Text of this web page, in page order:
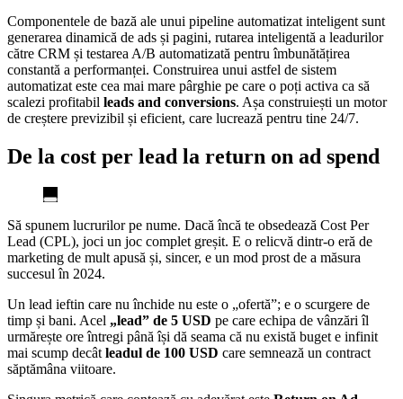
Componentele de bază ale unui pipeline automatizat inteligent sunt
generarea dinamică de ads și pagini, rutarea inteligentă a leadurilor
către CRM și testarea A/B automatizată pentru îmbunătățirea
constantă a performanței. Construirea unui astfel de sistem
automatizat este cea mai mare pârghie pe care o poți activa ca să
scalezi profitabil leads and conversions. Așa construiești un motor
de creștere previzibil și eficient, care lucrează pentru tine 24/7.
De la cost per lead la return on ad spend
Să spunem lucrurilor pe nume. Dacă încă te obsedează Cost Per
Lead (CPL), joci un joc complet greșit. E o relicvă dintr-o eră de
marketing de mult apusă și, sincer, e un mod prost de a măsura
succesul în 2024.
Un lead ieftin care nu închide nu este o „ofertă”; e o scurgere de
timp și bani. Acel „lead” de 5 USD pe care echipa de vânzări îl
urmărește ore întregi până își dă seama că nu există buget e infinit
mai scump decât leadul de 100 USD care semnează un contract
săptămâna viitoare.